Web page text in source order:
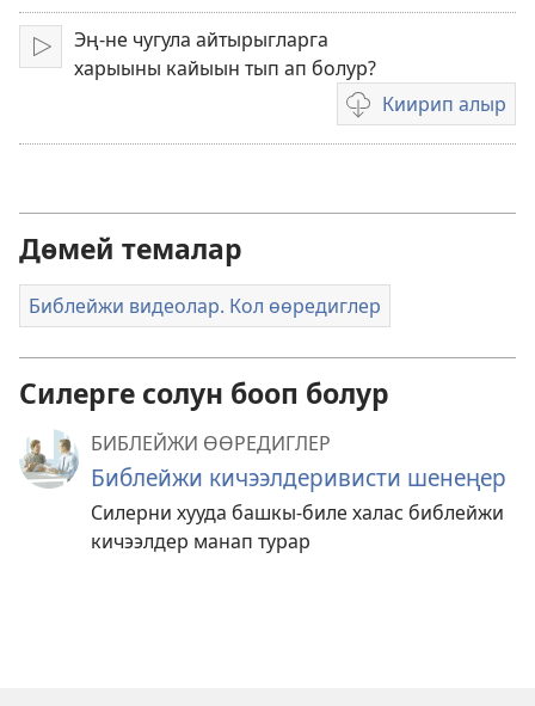
алыр
Ажылдадыптар
Эң-не чугула айтырыгларга
харыыны кайыын тып ап болур?
Киирип алыр
Видеобижиктерни
киирер
Дөмей темалар
Библейжи видеолар. Кол өөредиглер
Силерге солун бооп болур
БИБЛЕЙЖИ ӨӨРЕДИГЛЕР
Библейжи кичээлдеривисти шенеңер
Силерни хууда башкы-биле халас библейжи
кичээлдер манап турар